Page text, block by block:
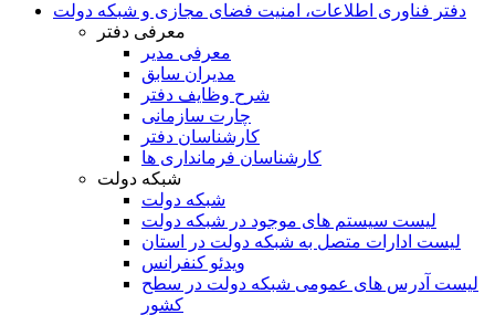
دفتر فناوری اطلاعات، امنیت فضای مجازی و شبکه دولت
معرفی دفتر
معرفی مدیر
مدیران سابق
شرح وظایف دفتر
چارت سازمانی
کارشناسان دفتر
کارشناسان فرمانداری ها
شبکه دولت
شبکه دولت
لیست سیستم های موجود در شبکه دولت
لیست ادارات متصل به شبکه دولت در استان
ویدئو کنفرانس
لیست آدرس های عمومی شبکه دولت در سطح
کشور